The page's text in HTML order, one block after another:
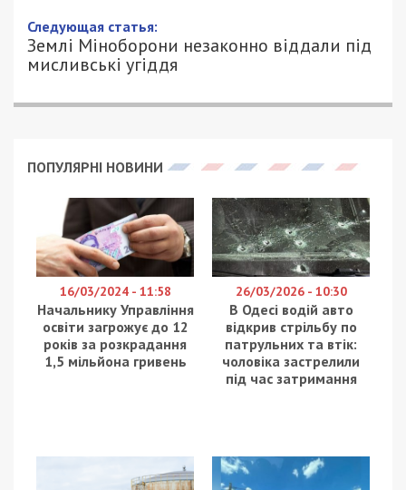
22/09/2025 - 18:55
АННА БАУМАН - СПЕЦИАЛЬНО ДЛЯ
49000.COM.UA
602
Вдень ворог атакував ракетою Павлоградський
район. Постраждали двоє людей – чоловік 69
років і 62-річна жінка. Їм надали необхідну